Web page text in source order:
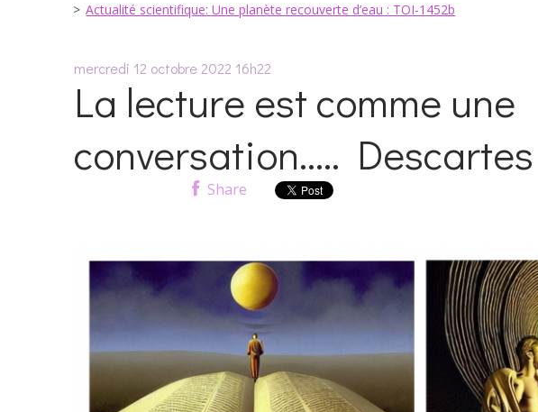
Actualité scientifique: Une planète recouverte d’eau : TOI-1452b
mercredi 12 octobre 2022 16h22
La lecture est comme une
conversation….. Descartes
Share